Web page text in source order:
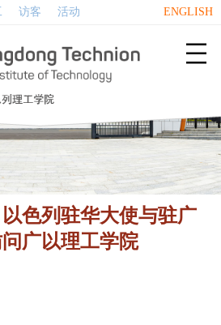
访客 活动 ENGLISH

以色列驻华大使与驻广
广以理工学院